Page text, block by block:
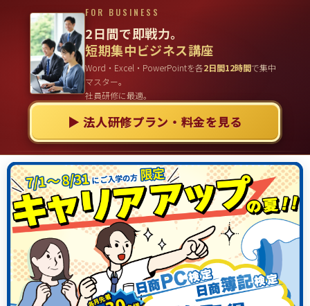
FOR BUSINESS
2日間で即戦力。
短期集中ビジネス講座
Word・Excel・PowerPointを各2日間12時間で集中
マスター。
社員研修に最適。
▶ 法人研修プラン・料金を見る